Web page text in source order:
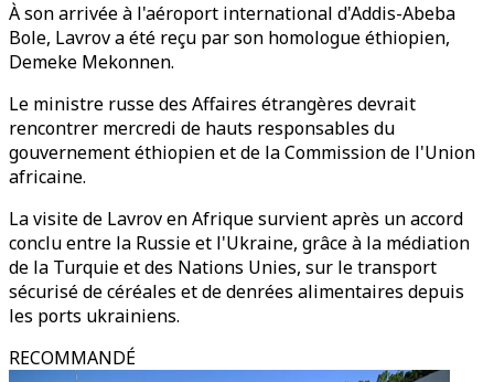
À son arrivée à l'aéroport international d'Addis-Abeba
Bole, Lavrov a été reçu par son homologue éthiopien,
Demeke Mekonnen.
Le ministre russe des Affaires étrangères devrait
rencontrer mercredi de hauts responsables du
gouvernement éthiopien et de la Commission de l'Union
africaine.
La visite de Lavrov en Afrique survient après un accord
conclu entre la Russie et l'Ukraine, grâce à la médiation
de la Turquie et des Nations Unies, sur le transport
sécurisé de céréales et de denrées alimentaires depuis
les ports ukrainiens.
RECOMMANDÉ